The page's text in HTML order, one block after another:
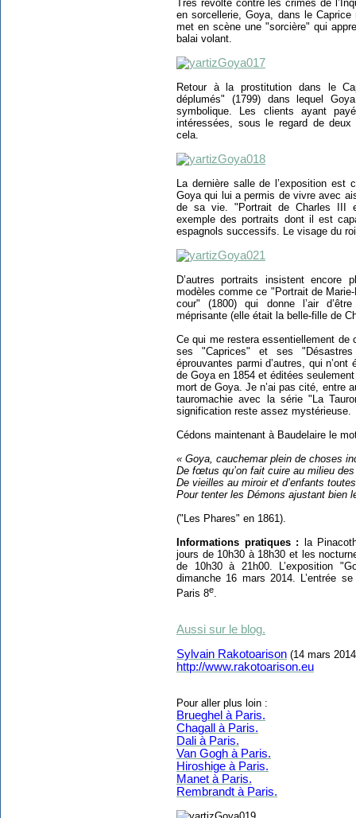
Très révolté contre les crimes de
en sorcellerie, Goya, dans le
met en scène une "sorcière" qui
balai volant.
Retour à la prostitution dans le
déplumés" (1799) dans lequel
symbolique. Les clients ayant
intéressées, sous le regard de deux
cela.
La dernière salle de l’exposition est
Goya qui lui a permis de vivre avec
de sa vie. "Portrait de Charles III
exemple des portraits dont il est
espagnols successifs. Le visage du
D’autres portraits insistent
modèles comme ce "Portrait de
cour" (1800) qui donne l’air
méprisante (elle était la belle-fille de
Ce qui me restera essentiellement
ses "Caprices" et ses
éprouvantes parmi d’autres, qui
de Goya en 1854 et éditées
mort de Goya. Je n’ai pas cité, entre
tauromachie avec la série "La
signification reste assez mystérieuse.
Cédons maintenant à Baudelaire le
« Goya, cauchemar plein de choses
De fœtus qu’on fait cuire au milieu
De vieilles au miroir et d’enfants
Pour tenter les Démons ajustant bien
("Les Phares" en 1861).
Informations pratiques :
la
jours de 10h30 à 18h30 et les
de 10h30 à 21h00. L’exposition
dimanche 16 mars 2014. L’entrée
Paris 8e
Aussi sur le blog.
Sylvain Rakotoarison (14 mars
http://www.rakotoarison.eu
Pour aller plus loin :
Brueghel à Paris.
Chagall à Paris.
Dali à Paris.
Van Gogh à Paris.
Hiroshige à Paris.
Manet à Paris.
Rembrandt à Paris.